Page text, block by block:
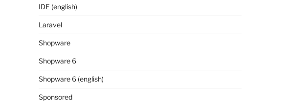
IDE (english)
Laravel
Shopware
Shopware 6
Shopware 6 (english)
Sponsored